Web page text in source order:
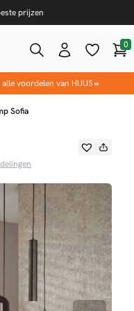
prijzen
0
voordelen van HUUS»
Sofia